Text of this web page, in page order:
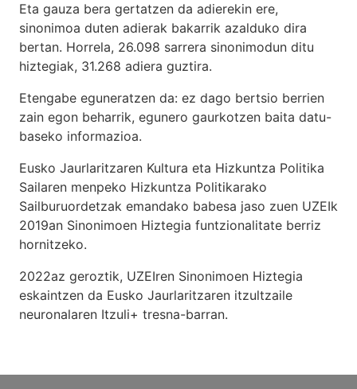
Eta gauza bera gertatzen da adierekin ere,
sinonimoa duten adierak bakarrik azalduko dira
bertan. Horrela, 26.098 sarrera sinonimodun ditu
hiztegiak, 31.268 adiera guztira.
Etengabe eguneratzen da: ez dago bertsio berrien
zain egon beharrik, egunero gaurkotzen baita datu-
baseko informazioa.
Eusko Jaurlaritzaren Kultura eta Hizkuntza Politika
Sailaren menpeko Hizkuntza Politikarako
Sailburuordetzak emandako babesa jaso zuen UZEIk
2019an Sinonimoen Hiztegia funtzionalitate berriz
hornitzeko.
2022az geroztik, UZEIren Sinonimoen Hiztegia
eskaintzen da Eusko Jaurlaritzaren itzultzaile
neuronalaren Itzuli+ tresna-barran.